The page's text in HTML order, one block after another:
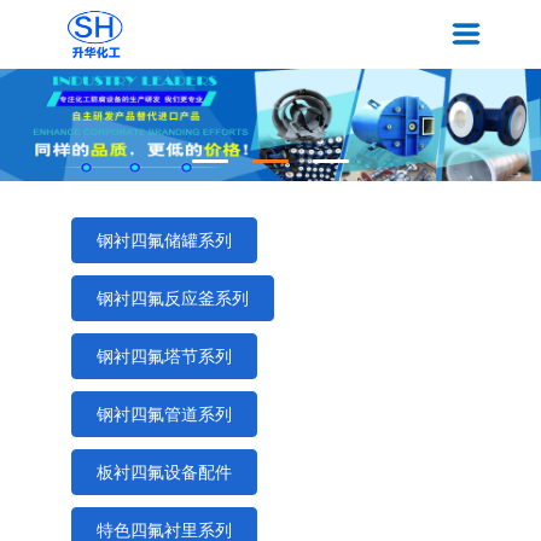
钢衬四氟储罐系列
钢衬四氟反应釜系列
钢衬四氟塔节系列
钢衬四氟管道系列
板衬四氟设备配件
特色四氟衬里系列